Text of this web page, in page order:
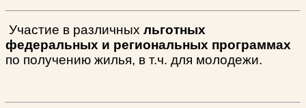
Участие в различных льготных
федеральных и региональных программах
по получению жилья, в т.ч. для молодежи.